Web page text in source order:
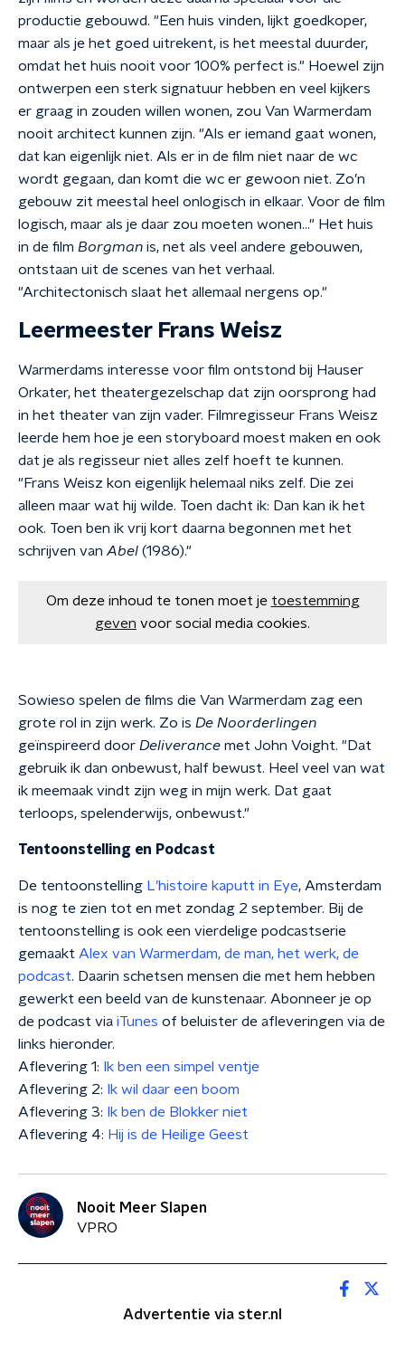
productie gebouwd. "Een huis vinden, lijkt goedkoper,
maar als je het goed uitrekent, is het meestal duurder,
omdat het huis nooit voor 100% perfect is." Hoewel zijn
ontwerpen een sterk signatuur hebben en veel kijkers
er graag in zouden willen wonen, zou Van Warmerdam
nooit architect kunnen zijn. "Als er iemand gaat wonen,
dat kan eigenlijk niet. Als er in de film niet naar de wc
wordt gegaan, dan komt die wc er gewoon niet. Zo’n
gebouw zit meestal heel onlogisch in elkaar. Voor de film
logisch, maar als je daar zou moeten wonen…" Het huis
in de film Borgman is, net als veel andere gebouwen,
ontstaan uit de scenes van het verhaal.
"Architectonisch slaat het allemaal nergens op."
Leermeester Frans Weisz
Warmerdams interesse voor film ontstond bij Hauser
Orkater, het theatergezelschap dat zijn oorsprong had
in het theater van zijn vader. Filmregisseur Frans Weisz
leerde hem hoe je een storyboard moest maken en ook
dat je als regisseur niet alles zelf hoeft te kunnen.
"Frans Weisz kon eigenlijk helemaal niks zelf. Die zei
alleen maar wat hij wilde. Toen dacht ik: Dan kan ik het
ook. Toen ben ik vrij kort daarna begonnen met het
schrijven van Abel (1986)."
Om deze inhoud te tonen moet je toestemming
geven voor social media cookies.
Sowieso spelen de films die Van Warmerdam zag een
grote rol in zijn werk. Zo is De Noorderlingen
geïnspireerd door Deliverance met John Voight. "Dat
gebruik ik dan onbewust, half bewust. Heel veel van wat
ik meemaak vindt zijn weg in mijn werk. Dat gaat
terloops, spelenderwijs, onbewust."
Tentoonstelling en Podcast
De tentoonstelling L’histoire kaputt in Eye, Amsterdam
is nog te zien tot en met zondag 2 september. Bij de
tentoonstelling is ook een vierdelige podcastserie
gemaakt Alex van Warmerdam, de man, het werk, de
podcast. Daarin schetsen mensen die met hem hebben
gewerkt een beeld van de kunstenaar. Abonneer je op
de podcast via iTunes of beluister de afleveringen via de
links hieronder.
Aflevering 1:
Ik ben een simpel ventje
Aflevering 2:
Ik wil daar een boom
Aflevering 3:
Ik ben de Blokker niet
Aflevering 4: Hij is de Heilige Geest
Nooit Meer Slapen
VPRO
Advertentie via ster.nl